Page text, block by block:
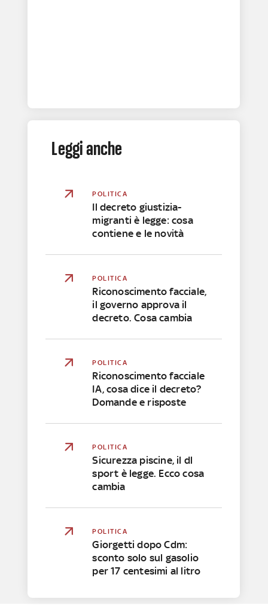
Leggi anche
POLITICA
Il decreto giustizia-
migranti è legge: cosa
contiene e le novità
POLITICA
Riconoscimento facciale,
il governo approva il
decreto. Cosa cambia
POLITICA
Riconoscimento facciale
IA, cosa dice il decreto?
Domande e risposte
POLITICA
Sicurezza piscine, il dl
sport è legge. Ecco cosa
cambia
POLITICA
Giorgetti dopo Cdm:
sconto solo sul gasolio
per 17 centesimi al litro